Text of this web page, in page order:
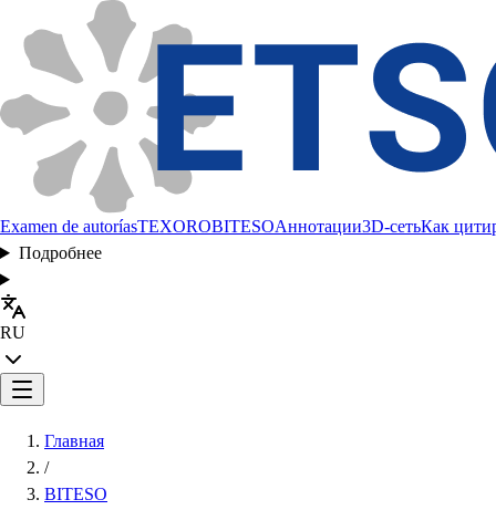
Examen de autoríasTEXOROBITESOАннотации3D-сетьКак
Подробнее
RU
Главная
/
BITESO